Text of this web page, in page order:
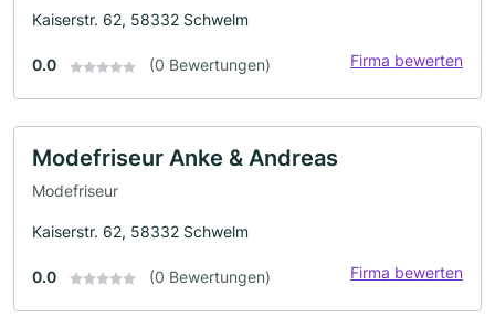
Kaiserstr. 62, 58332 Schwelm
0.0 (0 Bewertungen) Firma bewerten
Modefriseur Anke & Andreas
Modefriseur
Kaiserstr. 62, 58332 Schwelm
0.0 (0 Bewertungen) Firma bewerten